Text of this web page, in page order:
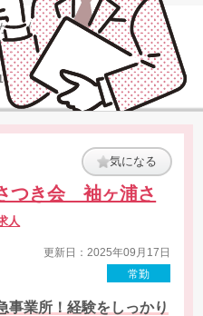
1 件 見つかりました
次の30件 >>
気になる
つき会 袖ヶ浦さ
人
更新日：2025年09月17日
常勤
事業所！経験をしっかり